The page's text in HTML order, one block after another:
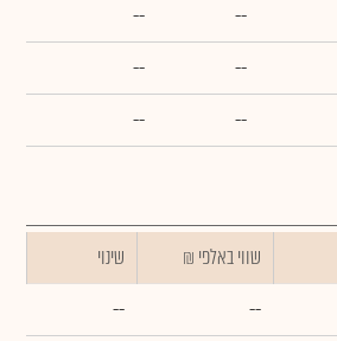
--
--
--
--
--
--
₪ שווי באלפי
שינוי
--
--